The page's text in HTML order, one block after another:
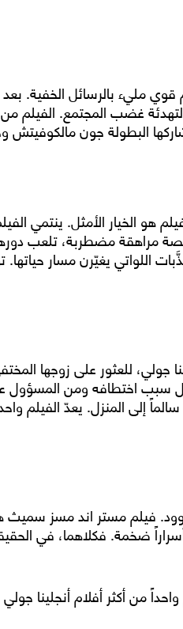
مليء بالرسائل الخفية. بعد
غضب المجتمع. الفيلم
البطولة جون مالكوفيتش
هو الخيار الأمثل. ينتمي
مضطربة، تلعب دورها
اللواتي يغيّرن مسار
جولي، للعثور على زوجها
سبب اختطافه ومن المسؤول
إلى المنزل. يعدّ الفيلم
فيلم مستر اند مسز
ضخمة. فكلاهما، في
من أكثر أفلام أنجلينا